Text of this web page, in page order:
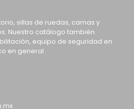
sillas de ruedas, camas y
Nuestro catálogo también
equipo de seguridad en
en general.